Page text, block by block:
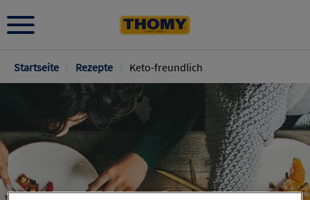
Pfadnavigation
Startseite Rezepte Keto-freundlich